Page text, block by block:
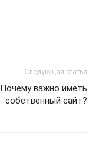
Следующая статья
Почему важно иметь
собственный сайт?